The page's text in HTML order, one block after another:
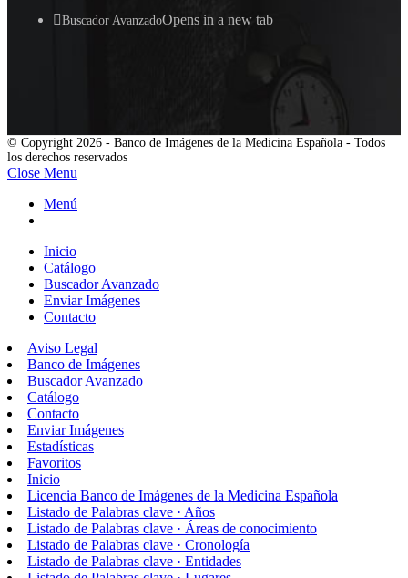
Buscador AvanzadoOpens in a new tab
© Copyright 2026 - Banco de Imágenes de la Medicina Española - Todos
los derechos reservados
Close Menu
Menú
Inicio
Catálogo
Buscador Avanzado
Enviar Imágenes
Contacto
Aviso Legal
Banco de Imágenes
Buscador Avanzado
Catálogo
Contacto
Enviar Imágenes
Estadísticas
Favoritos
Inicio
Licencia Banco de Imágenes de la Medicina Española
Listado de Palabras clave · Años
Listado de Palabras clave · Áreas de conocimiento
Listado de Palabras clave · Cronología
Listado de Palabras clave · Entidades